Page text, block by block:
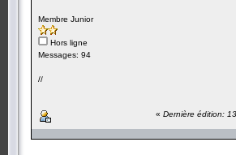
Membre Junior
Hors ligne
Messages: 94
//
« Dernière édition: